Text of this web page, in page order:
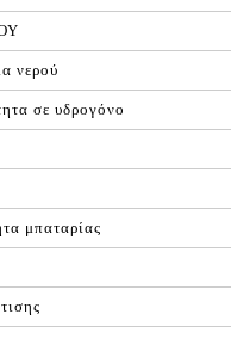
νερού
σε υδρογόνο
μπαταρίας